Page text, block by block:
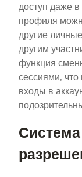
доступ даже в
профиля
другие
другим
функция
сессиями, что
входы в
Система